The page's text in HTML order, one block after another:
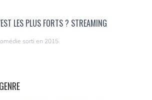
LES PLUS FORTS ? STREAMING
sorti en 2015